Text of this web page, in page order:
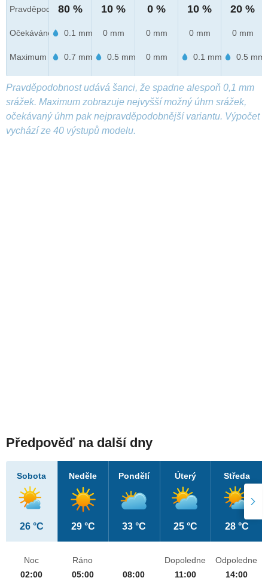
Pravděpod.
Očekáváno
Maximum
80 %
0.1 mm
0.7 mm
10 %
0 mm
0.5 mm
0 %
0 mm
0 mm
10 %
0 mm
0.1 mm
20 %
0 mm
0.5 mm
Pravděpodobnost udává šanci, že spadne alespoň 0,1 mm
srážek. Maximum zobrazuje nejvyšší možný úhrn srážek,
očekávaný úhrn pak nejpravděpodobnější variantu. Výpočet
vychází ze 40 výstupů modelu.
Předpověď na další dny
Sobota
26 °C
Neděle
29 °C
Pondělí
33 °C
Úterý
25 °C
Středa
28 °C
Noc
02:00
Ráno
05:00
08:00
Dopoledne
11:00
Odpoledne
14:00